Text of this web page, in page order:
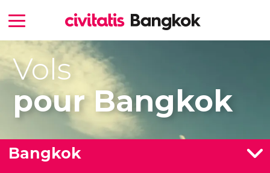
Vols
pour Bangkok
Bangkok